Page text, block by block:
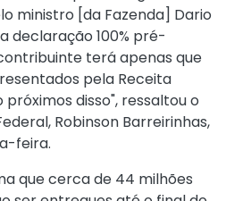
ministro [da Fazenda] Dario
declaração 100% pré-
terá apenas que
pela Receita
disso", ressaltou o
Robinson Barreirinhas,
feira.
que cerca de 44 milhões